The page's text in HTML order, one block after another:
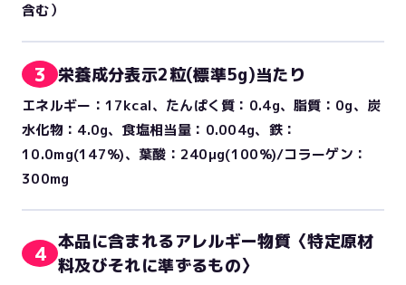
含む）
3 栄養成分表示2粒(標準5g)当たり
エネルギー：17kcal、たんぱく質：0.4g、脂質：0g、炭
水化物：4.0g、食塩相当量：0.004g、鉄：
10.0mg(147%)、葉酸：240μg(100%)/コラーゲン：
300mg
4 本品に含まれるアレルギー物質〈特定原材
料及びそれに準ずるもの〉